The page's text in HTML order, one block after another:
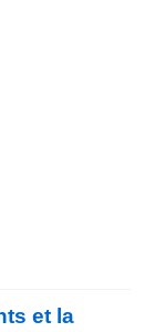
et la